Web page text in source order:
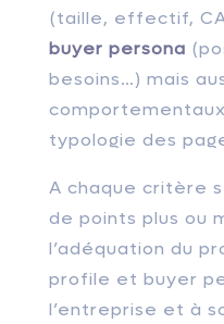
(taille, effectif,
buyer persona
besoins…) mais
typologie des
A chaque critère
de points plus ou
l’adéquation du
profile et buyer
l’entreprise et à